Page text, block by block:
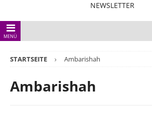
NEWSLETTER
MENÜ
STARTSEITE Ambarishah
Ambarishah